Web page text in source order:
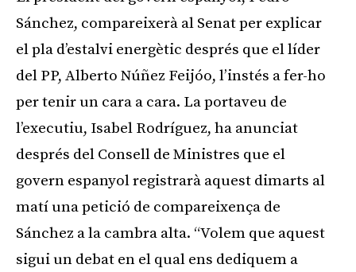
Sánchez, compareixerà al Senat per explicar
el pla d’estalvi energètic després que el líder
del PP, Alberto Núñez Feijóo, l’instés a fer-ho
per tenir un cara a cara. La portaveu de
l’executiu, Isabel Rodríguez, ha anunciat
després del Consell de Ministres que el
govern espanyol registrarà aquest dimarts al
matí una petició de compareixença de
Sánchez a la cambra alta. “Volem que aquest
sigui un debat en el qual ens dediquem a